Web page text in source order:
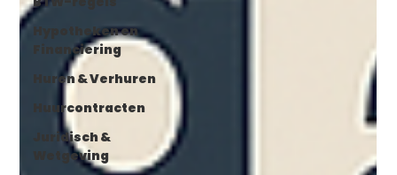
Hypotheken en
Financiering
Huren & Verhuren
Huurcontracten
Juridisch &
Wetgeving